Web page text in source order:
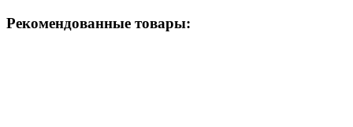
Рекомендованные товары: